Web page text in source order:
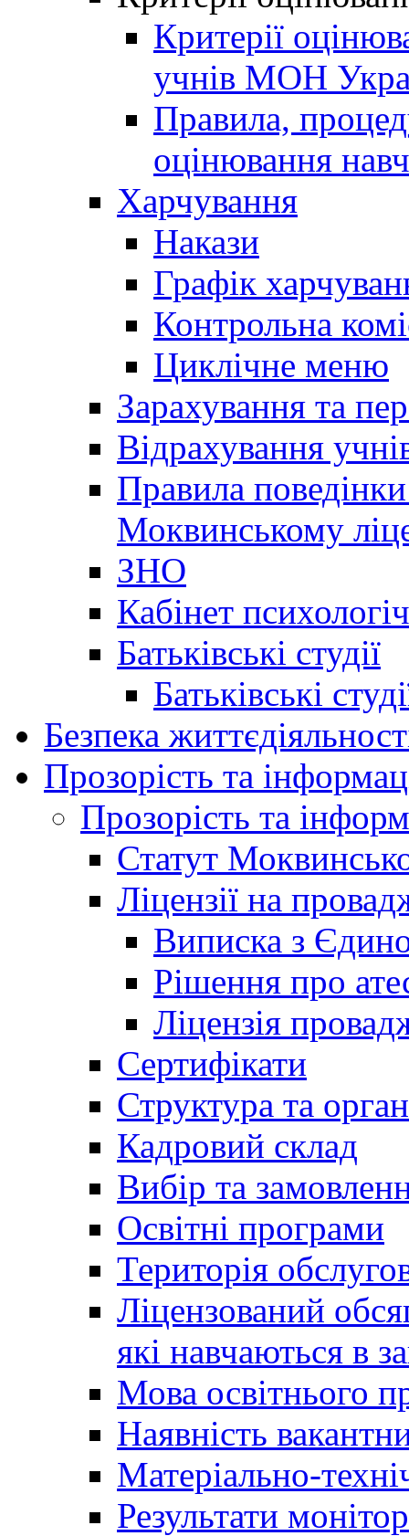
Критерії
учнів МОН
Правила,
оцінювання
Харчування
Накази
Графік
Контрольна
Циклічне меню
Зарахування та
Відрахування
Правила
Моквинському
ЗНО
Кабінет
Батьківські студії
Батьківські
Безпека
Прозорість та
Прозорість та
Статут
Ліцензії на
Виписка з
Рішення про
Ліцензія
Сертифікати
Структура та
Кадровий склад
Вибір та
Освітні програми
Територія
Ліцензований
які навчаються в
Мова освітнього
Наявність
Матеріально-
Результати